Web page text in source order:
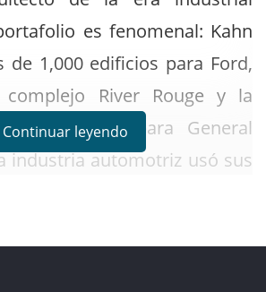
es fenomenal: Kahn
de 1,000 edificios para Ford,
complejo River Rouge y la
T, y cientos para General
industria automotriz usó sus
Continuar leyendo